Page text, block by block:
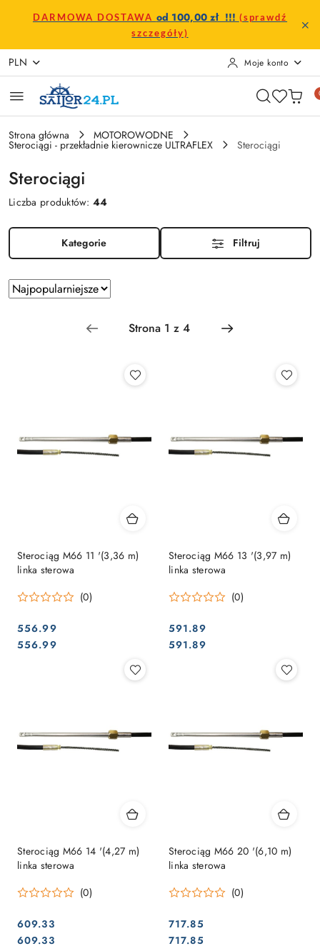
Przejdź do treści głównej
Przejdź do wyszukiwarki
Przejdź do moje konto
Przejdź do menu głównego
Przejdź do stopki
DARMOWA DOSTAWA od 100,00 zł !!! (sprawdź
szczegóły)
PLN Moje konto
Strona główna MOTOROWODNE
Sterociągi - przekładnie kierownicze ULTRAFLEX Sterociągi
Sterociągi
Liczba produktów:44
Kategorie Filtruj
Zastosowano
sortowanie:
Najpopularniejsze.
Sortuj
według
Sterociąg M66 11 '(3,36 m)
linka sterowa
(0)
Cena:
556.99
Cena:
556.99
Sterociąg M66 13 '(3,97 m)
linka sterowa
(0)
Cena:
591.89
Cena:
591.89
Sterociąg M66 14 '(4,27 m)
linka sterowa
(0)
Cena:
609.33
Cena:
609.33
Sterociąg M66 20 '(6,10 m)
linka sterowa
(0)
Cena:
717.85
Cena:
717.85